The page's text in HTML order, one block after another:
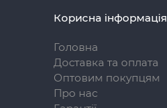
Корисна інформація
Головна
Доставка та оплата
Оптовим покупцям
Про нас